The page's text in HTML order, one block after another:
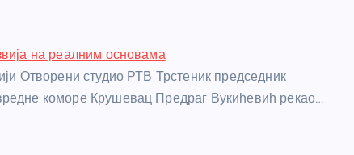
на реалним основама
Отворени студио РТВ Трстеник председник
коморе Крушевац Предраг Вукићевић рекао…